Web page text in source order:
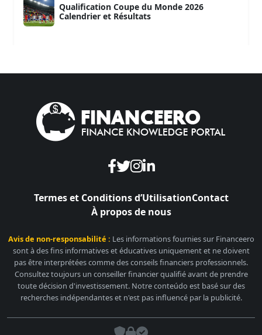
Qualification Coupe du Monde 2026
Calendrier et Résultats
Termes et Conditions d’UtilisationContact
À propos de nous
Avis de non-responsabilité : Les informations fournies sur Financeero
sont à des fins informatives et éducatives uniquement et ne doivent
pas être interprétées comme des conseils financiers professionnels.
Consultez toujours un conseiller financier qualifié avant de prendre
toute décision d'investissement. Notre conteúdo est basé sur des
recherches indépendantes et n'est pas influencé par la publicité.